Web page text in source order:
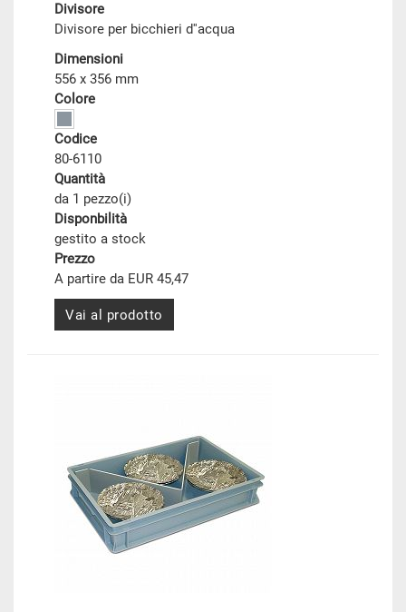
Divisore
Divisore per bicchieri d''acqua
Dimensioni
556 x 356 mm
Colore
Codice
80-6110
Quantità
da 1 pezzo(i)
Disponbilità
gestito a stock
Prezzo
A partire da EUR 45,47
Vai al prodotto